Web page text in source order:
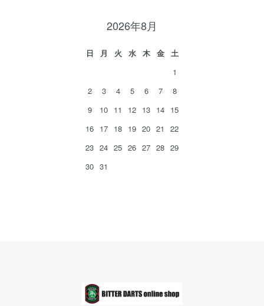
2026年8月
日 月 火 水 木 金
土
1
2
3 4 5 6 7
8
9
10 11 12 13 14 15
16 17 18 19 20 21
22
23 24 25 26 27 28 29
30 31